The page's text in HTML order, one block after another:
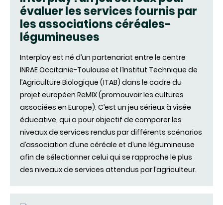
évaluer les services fournis par
les associations céréales-
légumineuses
Interplay est né d’un partenariat entre le centre
INRAE Occitanie-Toulouse et l’Institut Technique de
l’Agriculture Biologique (ITAB) dans le cadre du
projet européen ReMIX (promouvoir les cultures
associées en Europe). C’est un jeu sérieux à visée
éducative, qui a pour objectif de comparer les
niveaux de services rendus par différents scénarios
d’association d’une céréale et d’une légumineuse
afin de sélectionner celui qui se rapproche le plus
des niveaux de services attendus par l’agriculteur.